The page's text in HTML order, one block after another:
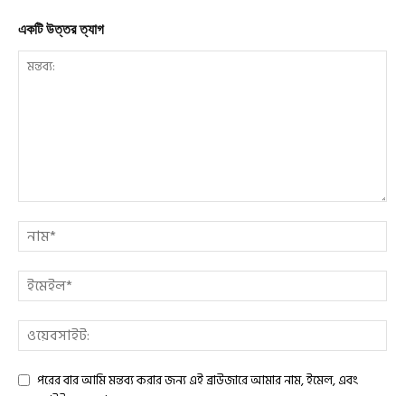
একটি উত্তর ত্যাগ
পরের বার আমি মন্তব্য করার জন্য এই ব্রাউজারে আমার নাম, ইমেল, এবং